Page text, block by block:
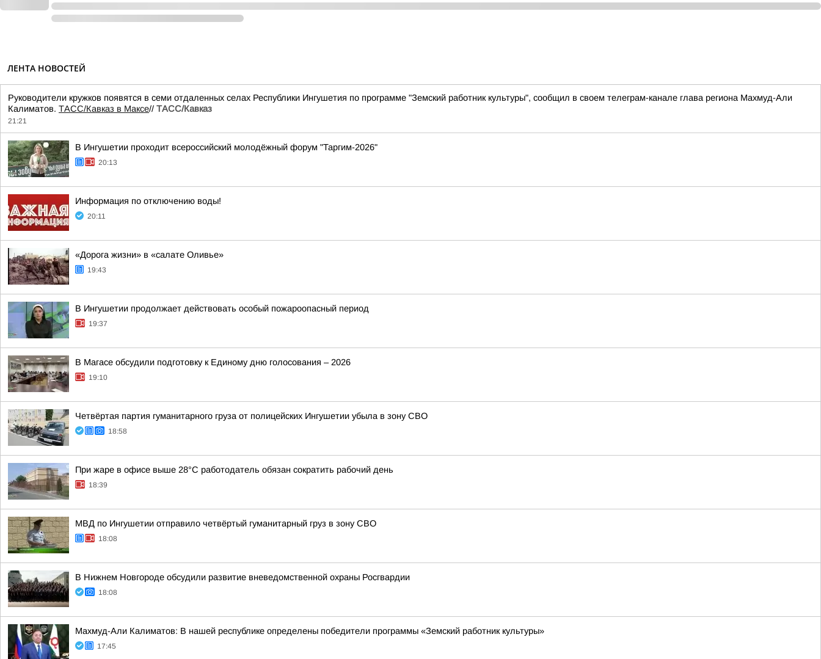
ЛЕНТА НОВОСТЕЙ
Руководители кружков появятся в семи отдаленных селах Республики Ингушетия по программе "Земский работник культуры", сообщил в своем телеграм-канале глава региона Махмуд-Али
Калиматов. ТАСС/Кавказ в Максе// ТАСС/Кавказ
21:21
В Ингушетии проходит всероссийский молодёжный форум "Таргим-2026"
20:13
Информация по отключению воды!
20:11
«Дорога жизни» в «салате Оливье»
19:43
В Ингушетии продолжает действовать особый пожароопасный период
19:37
В Магасе обсудили подготовку к Единому дню голосования – 2026
19:10
Четвёртая партия гуманитарного груза от полицейских Ингушетии убыла в зону СВО
18:58
При жаре в офисе выше 28°C работодатель обязан сократить рабочий день
18:39
МВД по Ингушетии отправило четвёртый гуманитарный груз в зону СВО
18:08
В Нижнем Новгороде обсудили развитие вневедомственной охраны Росгвардии
18:08
Махмуд-Али Калиматов: В нашей республике определены победители программы «Земский работник культуры»
17:45